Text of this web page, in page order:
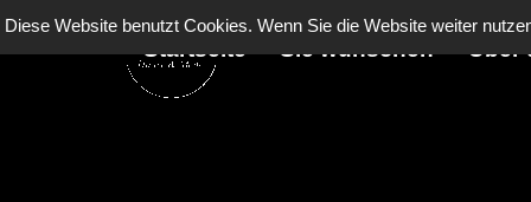
Diese Website benutzt Cookies. Wenn Sie die Website weiter
Startseite Sie wünschen ▼
Über